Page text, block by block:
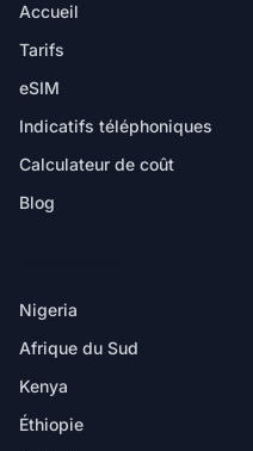
Accueil
Tarifs
eSIM
Indicatifs téléphoniques
Calculateur de coût
Blog
Nigeria
Afrique du Sud
Kenya
Éthiopie